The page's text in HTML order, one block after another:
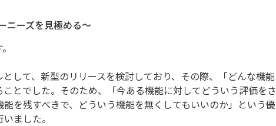
ニーズを見極める～
して、新型のリリースを検討しており、その際、「どんな機能
とでした。そのため、「今ある機能に対してどういう評価をさ
を残すべきで、どういう機能を無くしてもいいのか」という優
ました。